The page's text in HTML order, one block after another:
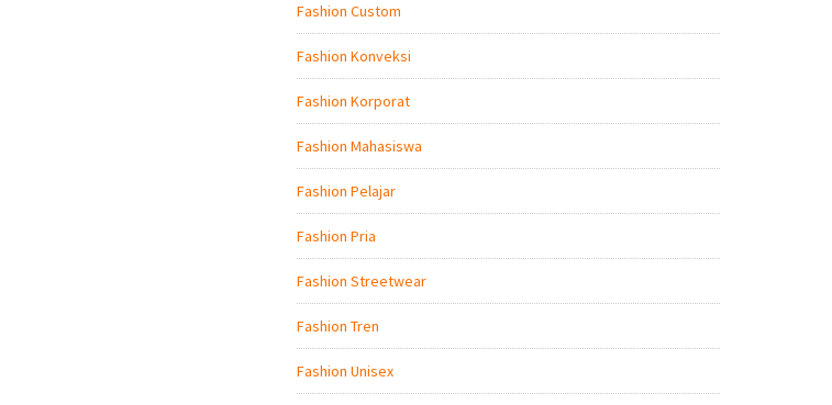
Fashion Custom
Fashion Konveksi
Fashion Korporat
Fashion Mahasiswa
Fashion Pelajar
Fashion Pria
Fashion Streetwear
Fashion Tren
Fashion Unisex